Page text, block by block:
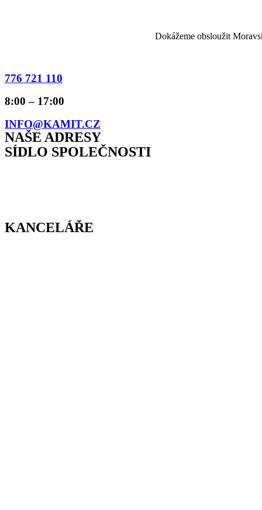
Dokážeme obsloužit
776 721 110
8:00 – 17:00
INFO@KAMIT.CZ
NAŠE ADRESY
SÍDLO SPOLEČNOSTI
KANCELÁŘE